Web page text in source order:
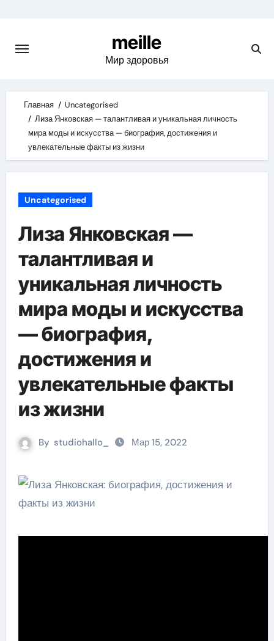
content
meille
Мир здоровья
Главная
Uncategorised
Лиза Янковская — талантливая и уникальная личность
мира моды и искусства — биография, достижения и
увлекательные факты из жизни
Uncategorised
Лиза Янковская —
талантливая и
уникальная личность
мира моды и искусства
— биография,
достижения и
увлекательные факты
из жизни
By studiohallo_ Мар 15, 2022